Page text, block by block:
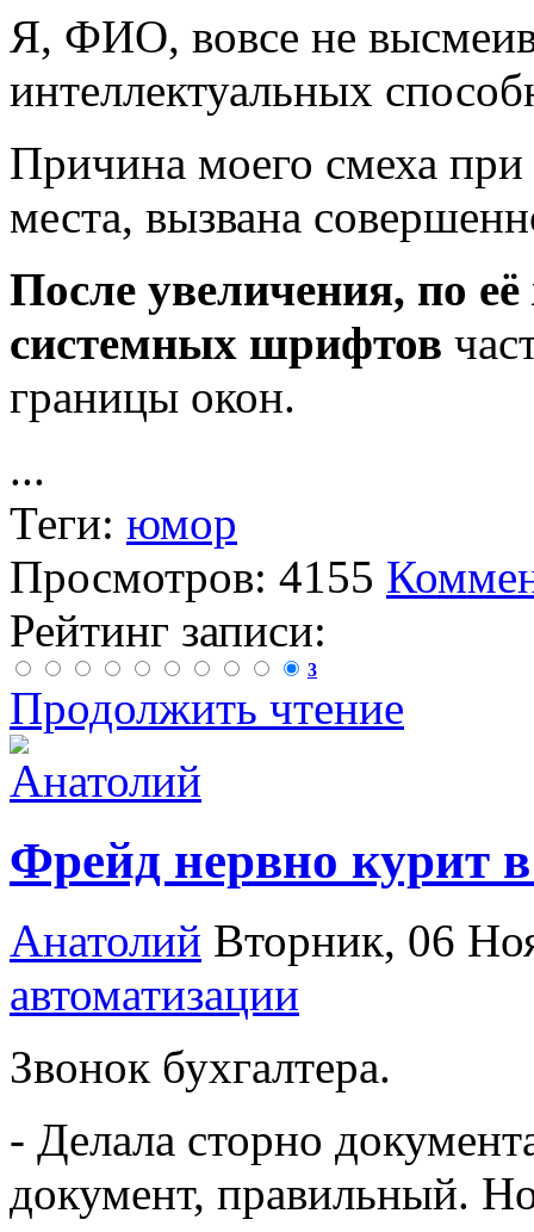
Я, ФИО, вовсе не
интеллектуальных
Причина моего смеха
места, вызвана
После увеличения, по
системных шрифтов
границы окон.
...
Теги: юмор
Просмотров: 4155
Рейтинг записи:
3
Продолжить чтение
Фрейд нервно курит
Анатолий Вторник, 06
автоматизации
Звонок бухгалтера.
- Делала сторно
документ, правильный.